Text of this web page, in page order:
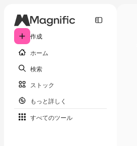
作成
ホーム
検索
ストック
もっと詳しく
すべてのツール